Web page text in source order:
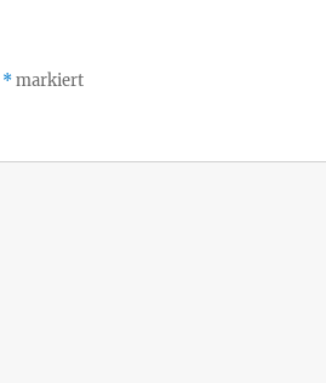
*markiert